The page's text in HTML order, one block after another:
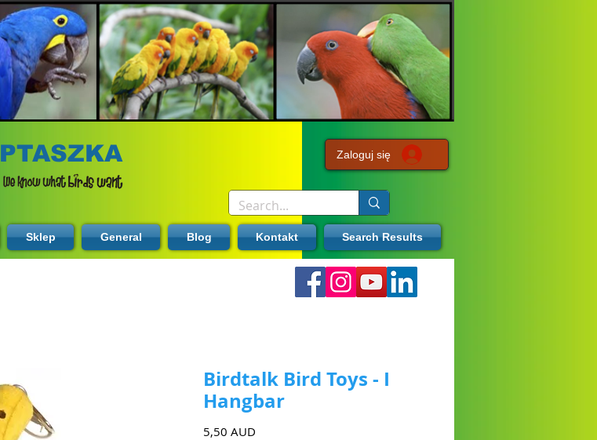
PTASZKA Zaloguj się
Sklep General Blog Kontakt Search Results
Birdtalk Bird Toys - I
Hangbar
5,50 AUD